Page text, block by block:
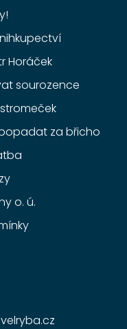
Horáček
sourozence
za břicho
o. ú.